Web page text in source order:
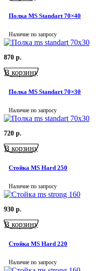
Полка MS Standart 70×40
Наличие по запросу
870 р.
В корзину
Полка MS Standart 70×30
Наличие по запросу
720 р.
В корзину
Стойка MS Hard 250
Наличие по запросу
930 р.
В корзину
Стойка MS Hard 220
Наличие по запросу